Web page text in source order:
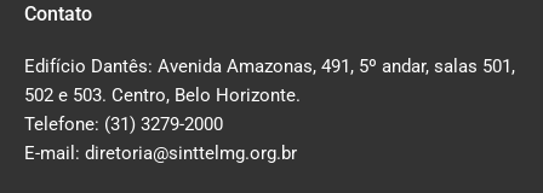
Contato
Edifício Dantês: Avenida Amazonas, 491, 5º andar, salas 501,
502 e 503. Centro, Belo Horizonte.
Telefone: (31) 3279-2000
E-mail: diretoria@sinttelmg.org.br